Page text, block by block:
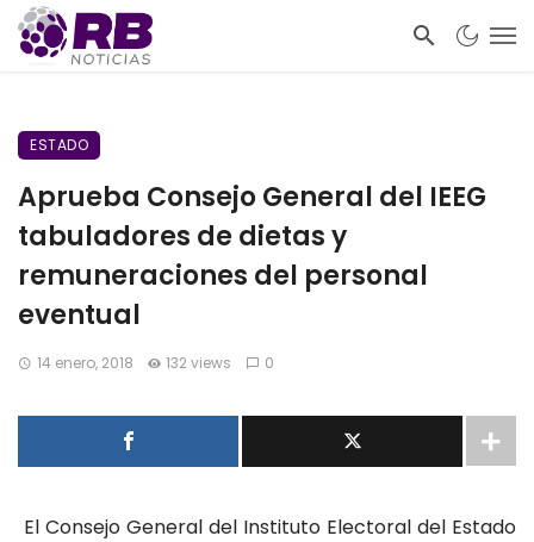
ESTADO
Aprueba Consejo General del IEEG
tabuladores de dietas y
remuneraciones del personal
eventual
14 enero, 2018 132 views 0
El Consejo General del Instituto Electoral del Estado